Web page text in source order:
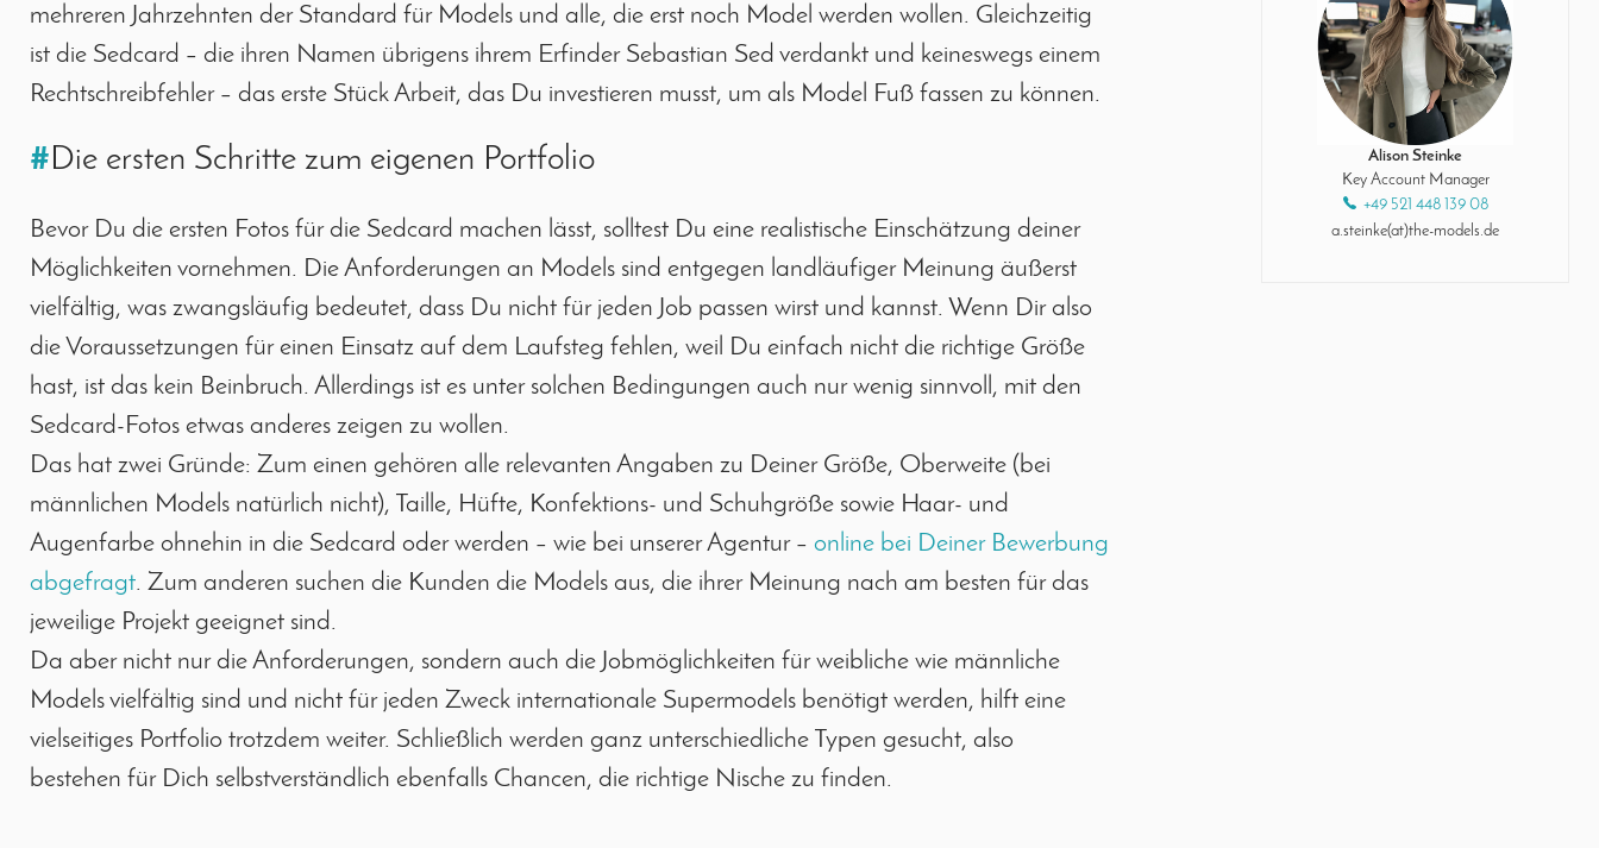
mehreren Jahrzehnten der Standard für Models und alle, die erst noch Model werden wollen. Gleichzeitig
ist die Sedcard – die ihren Namen übrigens ihrem Erfinder Sebastian Sed verdankt und keineswegs einem
Rechtschreibfehler – das erste Stück Arbeit, das Du investieren musst, um als Model Fuß fassen zu können.
#Die ersten Schritte zum eigenen Portfolio
Bevor Du die ersten Fotos für die Sedcard machen lässt, solltest Du eine realistische Einschätzung deiner
Möglichkeiten vornehmen. Die Anforderungen an Models sind entgegen landläufiger Meinung äußerst
vielfältig, was zwangsläufig bedeutet, dass Du nicht für jeden Job passen wirst und kannst. Wenn Dir also
die Voraussetzungen für einen Einsatz auf dem Laufsteg fehlen, weil Du einfach nicht die richtige Größe
hast, ist das kein Beinbruch. Allerdings ist es unter solchen Bedingungen auch nur wenig sinnvoll, mit den
Sedcard-Fotos etwas anderes zeigen zu wollen.
Das hat zwei Gründe: Zum einen gehören alle relevanten Angaben zu Deiner Größe, Oberweite (bei
männlichen Models natürlich nicht), Taille, Hüfte, Konfektions- und Schuhgröße sowie Haar- und
Augenfarbe ohnehin in die Sedcard oder werden – wie bei unserer Agentur – online bei Deiner Bewerbung
abgefragt. Zum anderen suchen die Kunden die Models aus, die ihrer Meinung nach am besten für das
jeweilige Projekt geeignet sind.
Da aber nicht nur die Anforderungen, sondern auch die Jobmöglichkeiten für weibliche wie männliche
Models vielfältig sind und nicht für jeden Zweck internationale Supermodels benötigt werden, hilft eine
vielseitiges Portfolio trotzdem weiter. Schließlich werden ganz unterschiedliche Typen gesucht, also
bestehen für Dich selbstverständlich ebenfalls Chancen, die richtige Nische zu finden.
Alison Steinke
Key Account Manager
+49 521 448 139 08
a.steinke(at)the-models.de